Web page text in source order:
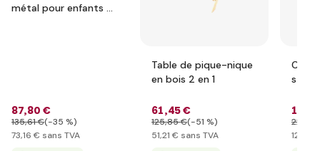
métal pour enfants 2
87,80 €
135,61 €(-35 %)
73,16 € sans TVA
Table de pique-nique
en bois 2 en 1
61,45 €
125,85 €(-51 %)
51,21 € sans TVA
146
223
121